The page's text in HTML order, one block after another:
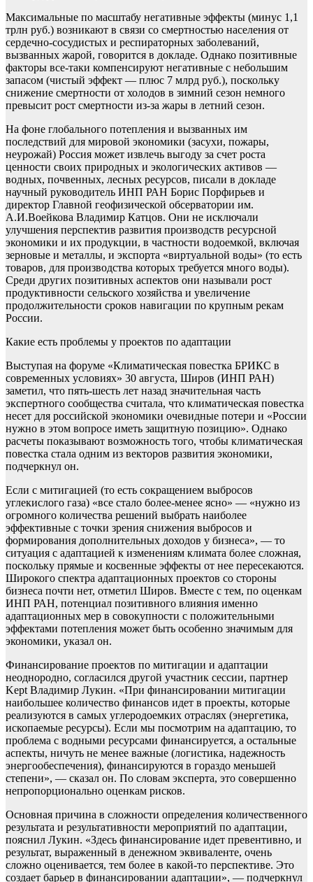
Максимальные по масштабу негативные эффекты (минус 1,1
трлн руб.) возникают в связи со смертностью населения от
сердечно-сосудистых и респираторных заболеваний,
вызванных жарой, говорится в докладе. Однако позитивные
факторы все-таки компенсируют негативные с небольшим
запасом (чистый эффект — плюс 7 млрд руб.), поскольку
снижение смертности от холодов в зимний сезон немного
превысит рост смертности из-за жары в летний сезон.
На фоне глобального потепления и вызванных им
последствий для мировой экономики (засухи, пожары,
неурожай) Россия может извлечь выгоду за счет роста
ценности своих природных и экологических активов —
водных, почвенных, лесных ресурсов, писали в докладе
научный руководитель ИНП РАН Борис Порфирьев и
директор Главной геофизической обсерватории им.
А.И.Воейкова Владимир Катцов. Они не исключали
улучшения перспектив развития производств ресурсной
экономики и их продукции, в частности водоемкой, включая
зерновые и металлы, и экспорта «виртуальной воды» (то есть
товаров, для производства которых требуется много воды).
Среди других позитивных аспектов они называли рост
продуктивности сельского хозяйства и увеличение
продолжительности сроков навигации по крупным рекам
России.
Какие есть проблемы у проектов по адаптации
Выступая на форуме «Климатическая повестка БРИКС в
современных условиях» 30 августа, Широв (ИНП РАН)
заметил, что пять-шесть лет назад значительная часть
экспертного сообщества считала, что климатическая повестка
несет для российской экономики очевидные потери и «России
нужно в этом вопросе иметь защитную позицию». Однако
расчеты показывают возможность того, чтобы климатическая
повестка стала одним из векторов развития экономики,
подчеркнул он.
Если с митигацией (то есть сокращением выбросов
углекислого газа) «все стало более-менее ясно» — «нужно из
огромного количества решений выбрать наиболее
эффективные с точки зрения снижения выбросов и
формирования дополнительных доходов у бизнеса», — то
ситуация с адаптацией к изменениям климата более сложная,
поскольку прямые и косвенные эффекты от нее пересекаются.
Широкого спектра адаптационных проектов со стороны
бизнеса почти нет, отметил Широв. Вместе с тем, по оценкам
ИНП РАН, потенциал позитивного влияния именно
адаптационных мер в совокупности с положительными
эффектами потепления может быть особенно значимым для
экономики, указал он.
Финансирование проектов по митигации и адаптации
неоднородно, согласился другой участник сессии, партнер
Kept Владимир Лукин. «При финансировании митигации
наибольшее количество финансов идет в проекты, которые
реализуются в самых углеродоемких отраслях (энергетика,
ископаемые ресурсы). Если мы посмотрим на адаптацию, то
проблема с водными ресурсами финансируется, а остальные
аспекты, ничуть не менее важные (логистика, надежность
энергообеспечения), финансируются в гораздо меньшей
степени», — сказал он. По словам эксперта, это совершенно
непропорционально оценкам рисков.
Основная причина в сложности определения количественного
результата и результативности мероприятий по адаптации,
пояснил Лукин. «Здесь финансирование идет превентивно, и
результат, выраженный в денежном эквиваленте, очень
сложно оценивается, тем более в какой-то перспективе. Это
создает барьер в финансировании адаптации», — подчеркнул